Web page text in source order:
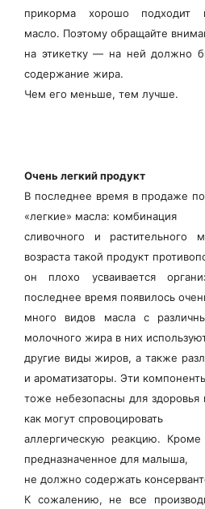
прикорма хорошо подходит
масло. Поэтому обращайте
на этикетку — на ней должно
содержание жира.
Чем его меньше, тем лучше.
Очень легкий продукт
В последнее время в продаже
«легкие» масла: комбинация
сливочного и растительного
возраста такой продукт
он плохо усваивается
последнее время появилось
много видов масла с
молочного жира в них
другие виды жиров, а также
и ароматизаторы. Эти
тоже небезопасны для здоровья
как могут спровоцировать
аллергическую реакцию.
предназначенное для малыша,
не должно содержать
К сожалению, не все